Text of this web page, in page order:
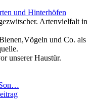
und Hinterhöfen
Artenvielfalt in
und Co. als
unserer Haustür.